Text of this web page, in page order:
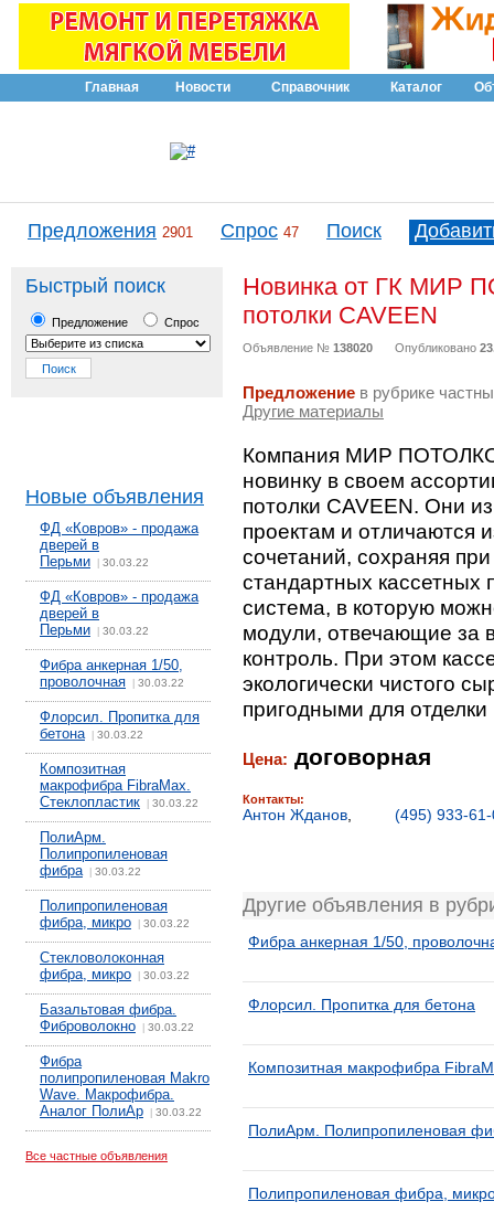
Главная Новости Справочник Каталог
Предложения 2901 Спрос 47 Поиск
Быстрый поиск
Предложение Спрос
Новые объявления
ФД «Ковров» - продажа
дверей в
Перьми
30.03.22
ФД «Ковров» - продажа
дверей в
Перьми
30.03.22
Фибра анкерная 1/50,
проволочная
30.03.22
Флорсил. Пропитка для
бетона| 30.03.22
Композитная
макрофибра FibraMax.
Стеклопластик
30.03.22
ПолиАрм.
Полипропиленовая
фибра| 30.03.22
Полипропиленовая
фибра, микро
30.03.22
Стекловолоконная
фибра, микро
30.03.22
Базальтовая фибра.
Фиброволокно
30.03.22
Фибра
полипропиленовая Makro
Wave. Макрофибра.
Аналог ПолиАр
30.03.22
Все частные объявления
Новинка от ГК МИР
потолки CAVEEN
Объявление № 138020 Опубликовано
Предложение в рубрике
Другие материалы
Компания МИР
новинку в своем
потолки CAVEEN. Они
проектам и отличаются
сочетаний, сохраняя
стандартных кассетных
система, в которую
модули, отвечающие за
контроль. При этом
экологически чистого
пригодными для
Цена: договорная
Контакты:
Антон Жданов (495) 933-
Другие объявления в
Фибра анкерная 1/50,
Флорсил. Пропитка для бетона
Композитная макрофибра
ПолиАрм. Полипропиленовая
Полипропиленовая фибра,